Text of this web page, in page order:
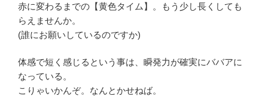
赤に変わるまでの【黄色タイム】。もう少し長くしても
らえませんか。
(誰にお願いしているのですか)
体感で短く感じるという事は、瞬発力が確実にババアに
なっている。
こりゃいかんぞ。なんとかせねば。